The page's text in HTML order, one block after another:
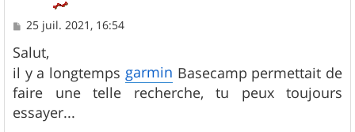
M
s
s
a
g
e
25 juil. 2021, 16:54
Salut,
il y a longtemps garmin Basecamp permettait de
faire une telle recherche, tu peux toujours
essayer...